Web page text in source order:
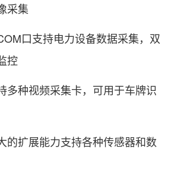
采集
口支持电力设备数据采集，双
控
多种视频采集卡，可用于车牌识
的扩展能力支持各种传感器和数